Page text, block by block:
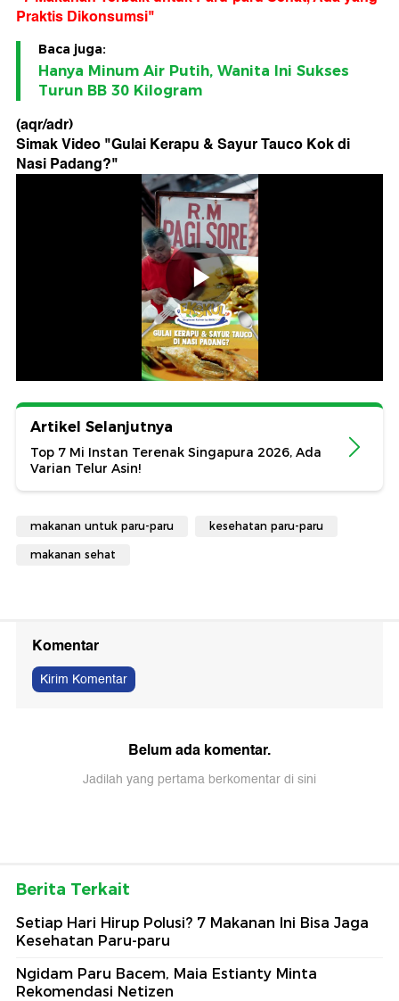
Praktis Dikonsumsi"
Baca juga:
Hanya Minum Air Putih, Wanita Ini Sukses
Turun BB 30 Kilogram
(aqr/adr)
Simak Video "Gulai Kerapu & Sayur Tauco Kok di
Nasi Padang?"
Artikel Selanjutnya
Top 7 Mi Instan Terenak Singapura 2026, Ada
Varian Telur Asin!
makanan untuk paru-paru kesehatan paru-paru
makanan sehat
Komentar
Kirim Komentar
Belum ada komentar.
Jadilah yang pertama berkomentar di sini
Berita Terkait
Setiap Hari Hirup Polusi? 7 Makanan Ini Bisa Jaga
Kesehatan Paru-paru
Ngidam Paru Bacem, Maia Estianty Minta
Rekomendasi Netizen